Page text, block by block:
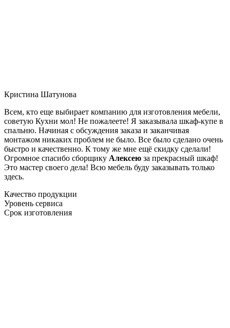
Кристина Шатунова
Всем, кто еще выбирает компанию для изготовления мебели,
советую Кухни мол! Не пожалеете! Я заказывала шкаф-купе в
спальню. Начиная с обсуждения заказа и заканчивая
монтажом никаких проблем не было. Все было сделано очень
быстро и качественно. К тому же мне ещё скидку сделали!
Огромное спасибо сборщику Алексею за прекрасный шкаф!
Это мастер своего дела! Всю мебель буду заказывать только
здесь.
Качество продукции
Уровень сервиса
Срок изготовления